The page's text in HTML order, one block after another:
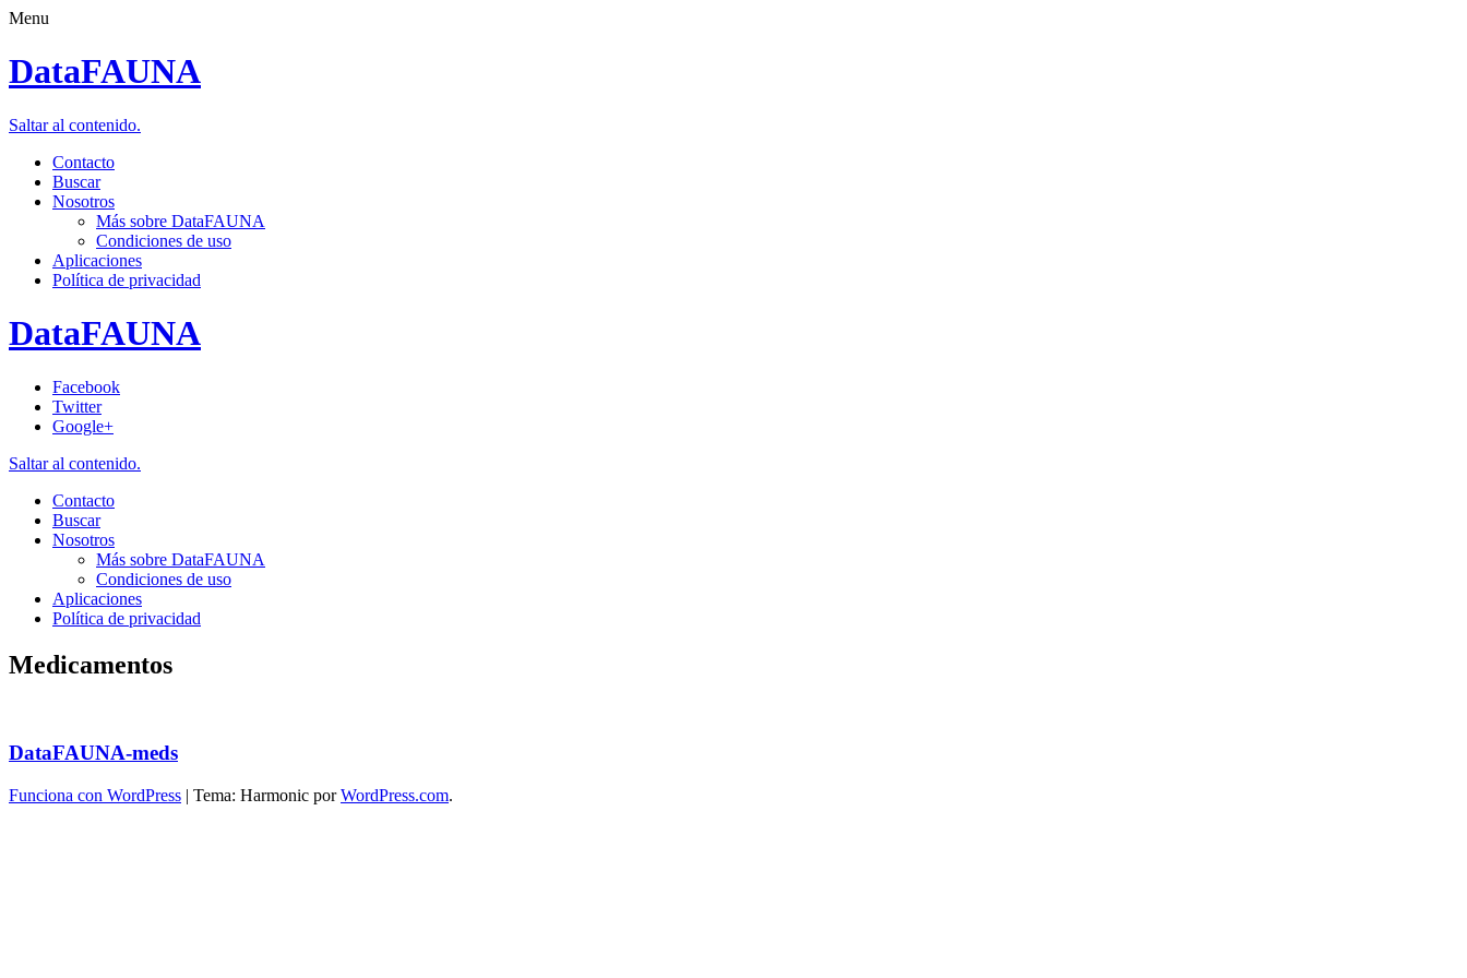
Menu
DataFAUNA
Saltar al contenido.
Contacto
Buscar
Nosotros
Más sobre DataFAUNA
Condiciones de uso
Aplicaciones
Política de privacidad
DataFAUNA
Facebook
Twitter
Google+
Saltar al contenido.
Contacto
Buscar
Nosotros
Más sobre DataFAUNA
Condiciones de uso
Aplicaciones
Política de privacidad
Medicamentos
DataFAUNA-meds
Funciona con WordPress | Tema: Harmonic porWordPress.com.